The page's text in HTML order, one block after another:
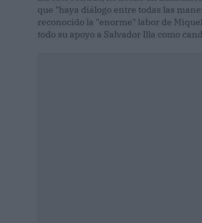
que "haya diálogo entre todas las
reconocido la "enorme" labor de
todo su apoyo a Salvador Illa como